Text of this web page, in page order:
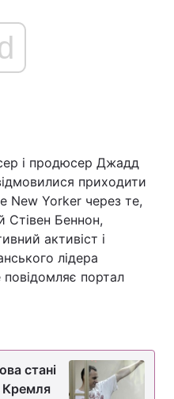
Війна
Політика
Світ
Інциденти
і продюсер Джадд
приходити
New Yorker через те,
Беннон,
активіст і
лідера
портал
стані
Кремля